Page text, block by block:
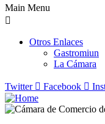
Main Menu
Otros Enlaces
Gastromiun
La Cámara
Twitter Facebook